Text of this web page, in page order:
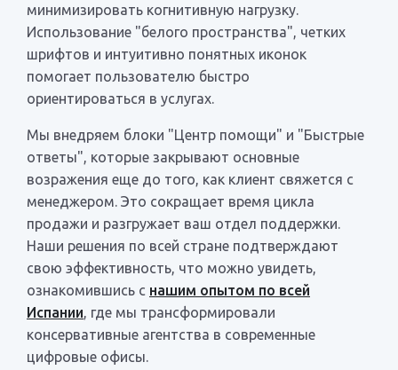
минимизировать когнитивную нагрузку.
Использование "белого пространства", четких
шрифтов и интуитивно понятных иконок
помогает пользователю быстро
ориентироваться в услугах.
Мы внедряем блоки "Центр помощи" и "Быстрые
ответы", которые закрывают основные
возражения еще до того, как клиент свяжется с
менеджером. Это сокращает время цикла
продажи и разгружает ваш отдел поддержки.
Наши решения по всей стране подтверждают
свою эффективность, что можно увидеть,
ознакомившись с нашим опытом по всей
Испании, где мы трансформировали
консервативные агентства в современные
цифровые офисы.